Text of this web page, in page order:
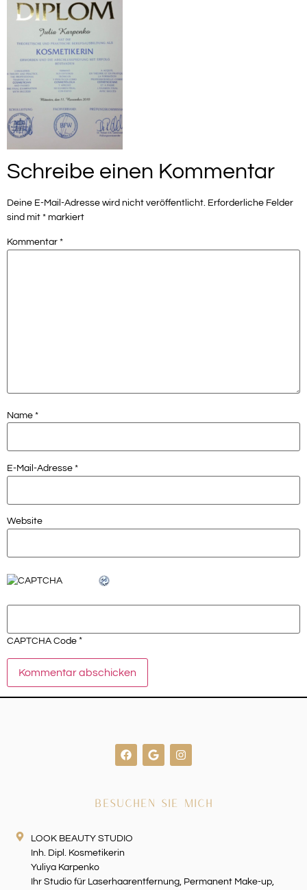
Schreibe einen Kommentar
Deine E-Mail-Adresse wird nicht veröffentlicht. Erforderliche Felder
sind mit * markiert
Kommentar *
Name *
E-Mail-Adresse *
Website
CAPTCHA Code *
BESUCHEN SIE MICH
LOOK BEAUTY STUDIO
Inh. Dipl. Kosmetikerin
Yuliya Karpenko
Ihr Studio für Laserhaarentfernung, Permanent Make-up,